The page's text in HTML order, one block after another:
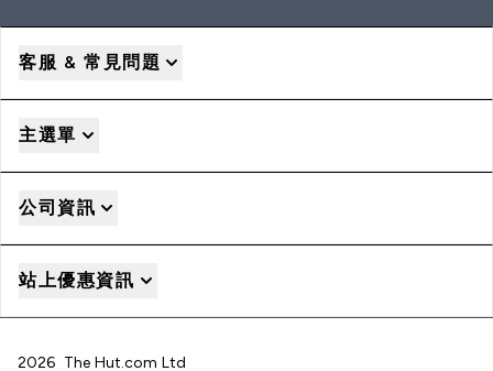
客服 & 常見問題
主選單
公司資訊
站上優惠資訊
2026 The Hut.com Ltd